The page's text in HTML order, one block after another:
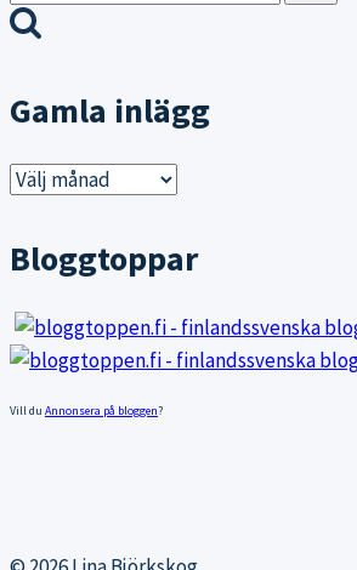
efter:
Gamla inlägg
Gamla
Bloggtoppar
Vill du Annonsera på bloggen?